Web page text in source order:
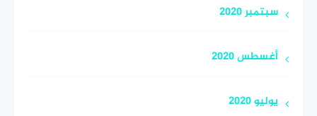
سبتمبر 2020
أغسطس 2020
يوليو 2020